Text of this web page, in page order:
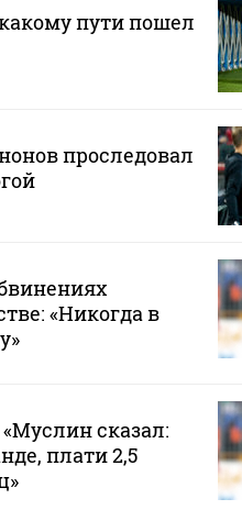
пути пошел
проследовал
«Никогда в
сказал:
плати 2,5